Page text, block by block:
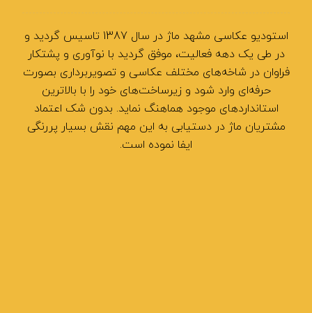
استودیو عکاسی مشهد ماژ در سال 1387 تاسیس گردید و
در طی یک دهه فعالیت، موفق گردید با نوآوری و پشتکار
فراوان در شاخه‌های مختلف عکاسی و تصویربرداری بصورت
حرفه‌ای وارد شود و زیرساخت‌های خود را با بالاترین
استانداردهای موجود هماهنگ نماید. بدون شک اعتماد
مشتریان ماژ در دستیابی به این مهم نقش بسیار پررنگی
ایفا نموده است.